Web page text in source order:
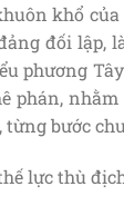
khổ
đối lập,
phương
phán,
từng bước
lực thù